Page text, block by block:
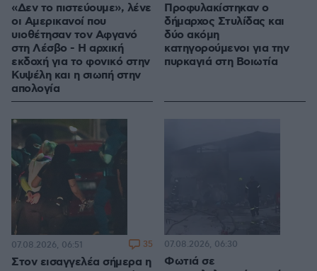
«Δεν το πιστεύουμε», λένε
οι Αμερικανοί που
υιοθέτησαν τον Αφγανό
στη Λέσβο - Η αρχική
εκδοχή για το φονικό στην
Κυψέλη και η σιωπή στην
απολογία
Προφυλακίστηκαν ο
δήμαρχος Στυλίδας και
δύο ακόμη
κατηγορούμενοι για την
πυρκαγιά στη Βοιωτία
Στον εισαγγελέα σήμερα η
07.08.2026, 06:51 35
Φωτιά σε
07.08.2026, 06:30